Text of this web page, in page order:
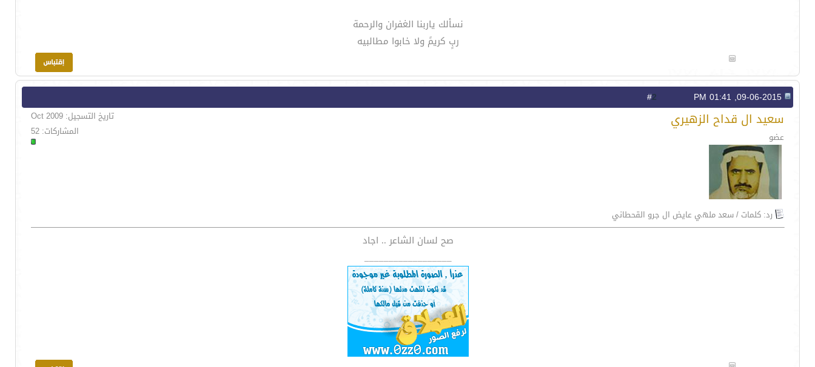
نسألك ياربنا الغفران والرحمة
ربٍ كريمً ولا خابوا مطالبيه
2
سعيد ال قداح الزهيري
عضو
تاريخ التسجيل: Oct 2009
المشاركات: 52
رد: كلمات / سعد ملهي عايض ال جرو القحطاني
صح لسان الشاعر .. اجاد
__________________